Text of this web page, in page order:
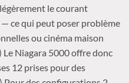
le courant
ce qui peut poser problème
ou cinéma maison
Niagara 5000 offre donc
12 prises pour des